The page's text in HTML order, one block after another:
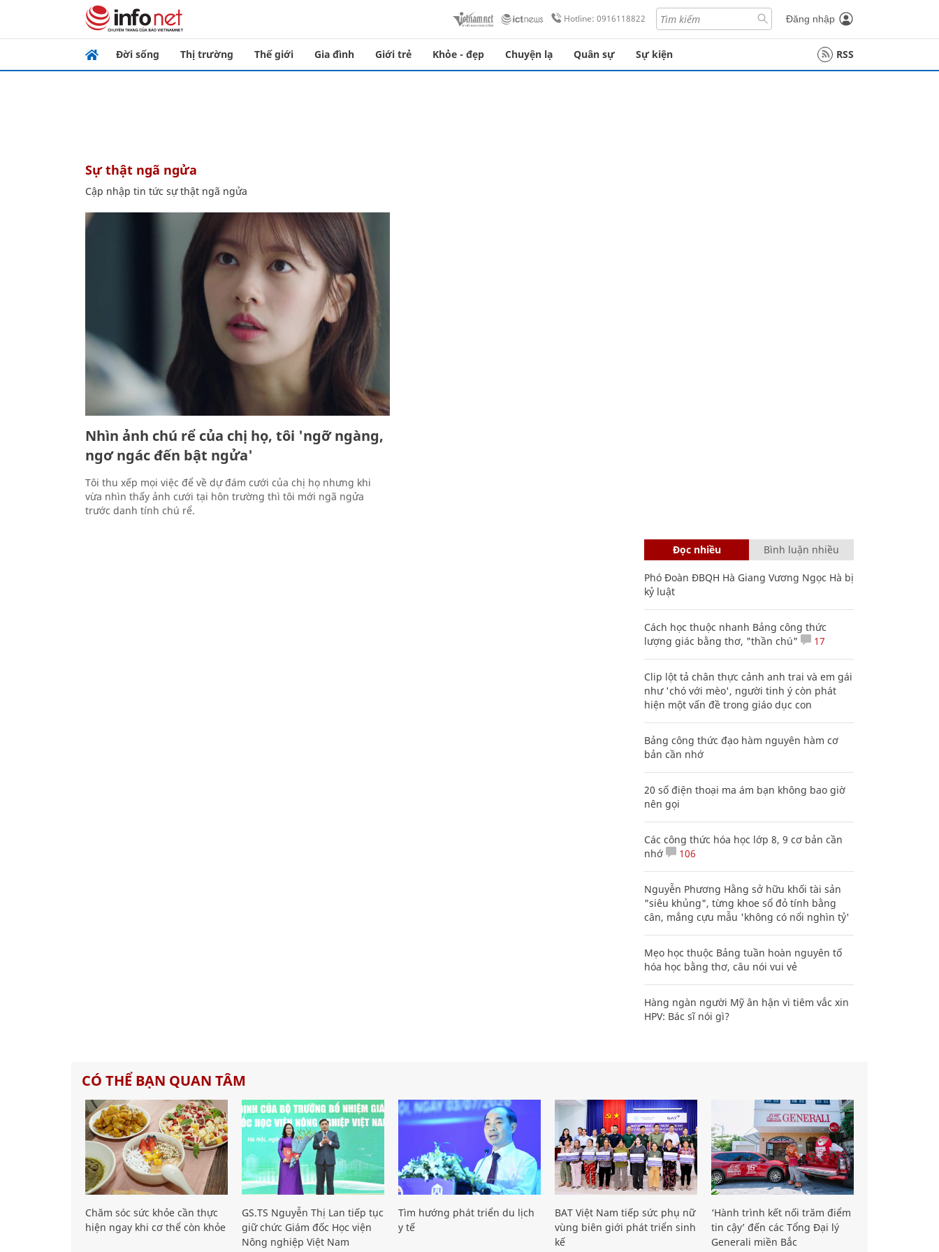
Hotline: 0916118822 Đăng nhập
Đời sống Thị trường Thế giới Gia đình Giới trẻ Khỏe - đẹp Chuyện lạ Quân sự Sự kiện RSS
sự thật ngã ngửa
Cập nhập tin tức sự thật ngã ngửa
Nhìn ảnh chú rể của chị họ, tôi 'ngỡ ngàng,
ngơ ngác đến bật ngửa'
Tôi thu xếp mọi việc để về dự đám cưới của chị họ nhưng khi
vừa nhìn thấy ảnh cưới tại hôn trường thì tôi mới ngã ngửa
trước danh tính chú rể.
Đọc nhiều Bình luận nhiều
Phó Đoàn ĐBQH Hà Giang Vương Ngọc Hà bị
kỷ luật
Cách học thuộc nhanh Bảng công thức
lượng giác bằng thơ, "thần chú"
17
Clip lột tả chân thực cảnh anh trai và em gái
như 'chó với mèo', người tinh ý còn phát
hiện một vấn đề trong giáo dục con
Bảng công thức đạo hàm nguyên hàm cơ
bản cần nhớ
20 số điện thoại ma ám bạn không bao giờ
nên gọi
Các công thức hóa học lớp 8, 9 cơ bản cần
nhớ
106
Nguyễn Phương Hằng sở hữu khối tài sản
"siêu khủng", từng khoe sổ đỏ tính bằng
cân, mắng cựu mẫu 'không có nổi nghìn tỷ'
Mẹo học thuộc Bảng tuần hoàn nguyên tố
hóa học bằng thơ, câu nói vui vẻ
Hàng ngàn người Mỹ ân hận vì tiêm vắc xin
HPV: Bác sĩ nói gì?
CÓ THỂ BẠN QUAN TÂM
Chăm sóc sức khỏe cần thực
hiện ngay khi cơ thể còn khỏe
GS.TS Nguyễn Thị Lan tiếp tục
giữ chức Giám đốc Học viện
Nông nghiệp Việt Nam
Tìm hướng phát triển du lịch
y tế
BAT Việt Nam tiếp sức phụ nữ
vùng biên giới phát triển sinh
kế
‘Hành trình kết nối trăm điểm
tin cậy’ đến các Tổng Đại lý
Generali miền Bắc